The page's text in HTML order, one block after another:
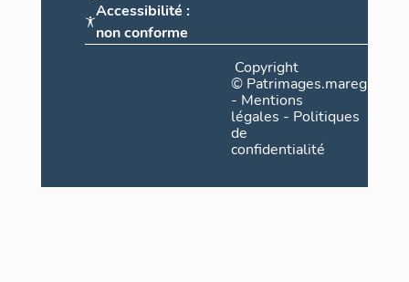
Accessibilité :
non conforme
Copyright
©
- Mentions
légales - Politiques
de
confidentialité